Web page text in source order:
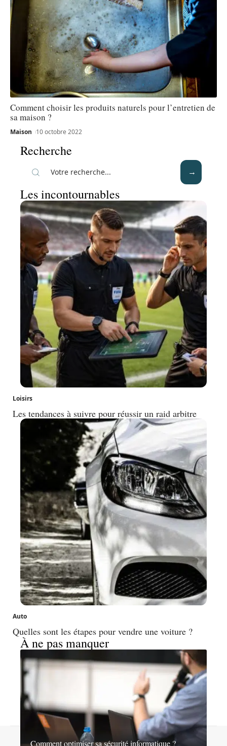
Comment choisir les produits naturels pour l’entretien de
sa maison ?
Maison 10 octobre 2022
Recherche
Les incontournables
Loisirs
Les tendances à suivre pour réussir un raid arbitre
Auto
Quelles sont les étapes pour vendre une voiture ?
À ne pas manquer
Comment optimiser sa sécurité informatique ?
Mentions légales Sitemap